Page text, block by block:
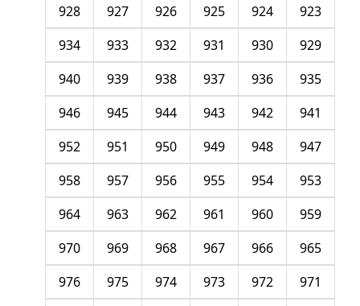
923
924
925
926
927
928
929
930
931
932
933
934
935
936
937
938
939
940
941
942
943
944
945
946
947
948
949
950
951
952
953
954
955
956
957
958
959
960
961
962
963
964
965
966
967
968
969
970
971
972
973
974
975
976